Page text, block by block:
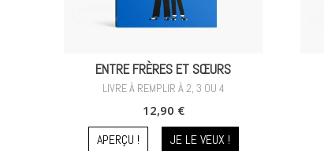
ENTRE FRÈRES ET SŒURS
LIVRE À REMPLIR À 2, 3 OU 4
12,90 €
APERÇU ! JE LE VEUX !